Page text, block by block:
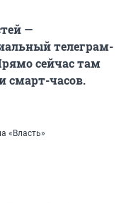
—
телеграм-
сейчас там
смарт-часов.
«Власть»